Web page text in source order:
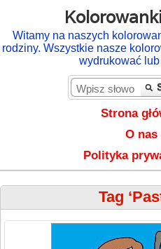
Witamy na naszych
rodziny. Wszystkie nasze
wydrukować
Strona
O nas
Polityka
Tag